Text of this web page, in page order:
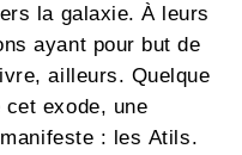
la galaxie. À leurs
ayant pour but de
ailleurs. Quelque
exode, une
: les Atils.